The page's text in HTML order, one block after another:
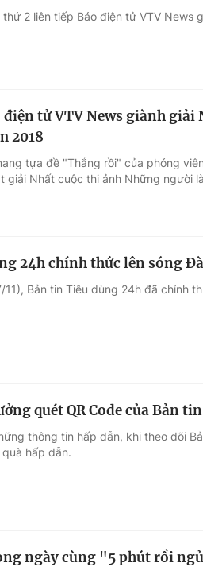
2 liên tiếp Báo điện tử VTV News
điện tử VTV News giành
2018
tựa đề "Thắng rồi" của phóng
giải Nhất cuộc thi ảnh Những người
24h chính thức lên sóng
11), Bản tin Tiêu dùng 24h đã chính
quét QR Code của Bản
thông tin hấp dẫn, khi theo dõi
hấp dẫn.
ngày cùng "5 phút rồi